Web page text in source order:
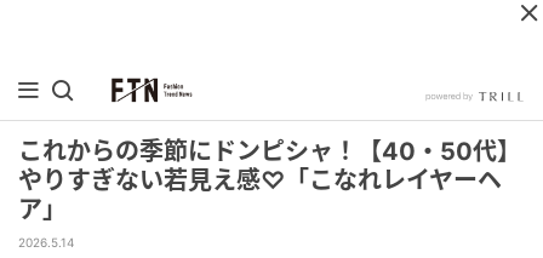
これからの季節にドンピシャ！【40・50代】
やりすぎない若見え感♡「こなれレイヤーヘ
ア」
2026.5.14